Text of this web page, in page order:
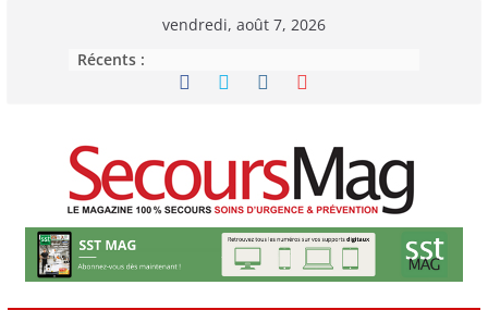
vendredi, août 7, 2026
Récents :